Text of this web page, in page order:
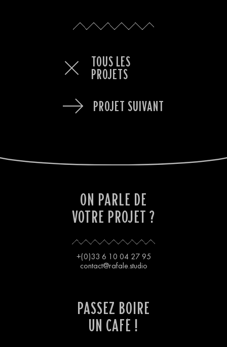
TOUS LES
PROJETS
PROJET SUIVANT
ON PARLE DE
VOTRE PROJET ?
+(0)33 6 10 04 27 95
contact@rafale.studio
PASSEZ BOIRE
UN CAFÉ !